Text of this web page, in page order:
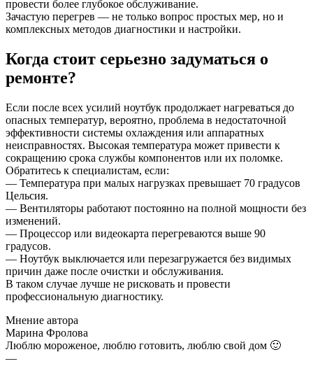
провести более глубокое обслуживание.
Зачастую перегрев — не только вопрос простых мер, но и
комплексных методов диагностики и настройки.
Когда стоит серьезно задуматься о
ремонте?
Если после всех усилий ноутбук продолжает нагреваться до
опасных температур, вероятно, проблема в недостаточной
эффективности системы охлаждения или аппаратных
неисправностях. Высокая температура может привести к
сокращению срока службы компонентов или их поломке.
Обратитесь к специалистам, если:
— Температура при малых нагрузках превышает 70 градусов
Цельсия.
— Вентиляторы работают постоянно на полной мощности без
изменений.
— Процессор или видеокарта перегреваются выше 90
градусов.
— Ноутбук выключается или перезагружается без видимых
причин даже после очистки и обслуживания.
В таком случае лучше не рисковать и провести
профессиональную диагностику.
Мнение автора
Марина Фролова
Люблю мороженое, люблю готовить, люблю свой дом 🙂
—